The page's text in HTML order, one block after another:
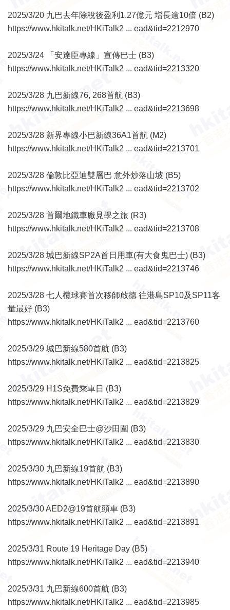
2025/3/20 九巴去年除稅後盈利1.27億元 增長逾10倍 (B2)
https://www.hkitalk.net/HKiTalk2 ... ead&tid=2212970
2025/3/24 「安達臣專線」宣傳巴士 (B3)
https://www.hkitalk.net/HKiTalk2 ... ead&tid=2213320
2025/3/28 九巴新線76, 268首航 (B3)
https://www.hkitalk.net/HKiTalk2 ... ead&tid=2213698
2025/3/28 新界專線小巴新線36A1首航 (M2)
https://www.hkitalk.net/HKiTalk2 ... ead&tid=2213701
2025/3/28 倫敦比亞迪雙層巴 意外炒落山坡 (B5)
https://www.hkitalk.net/HKiTalk2 ... ead&tid=2213702
2025/3/28 首爾地鐵車廠見學之旅 (R3)
https://www.hkitalk.net/HKiTalk2 ... ead&tid=2213708
2025/3/28 城巴新線SP2A首日用車(有大食鬼巴士) (B3)
https://www.hkitalk.net/HKiTalk2 ... ead&tid=2213746
2025/3/28 七人欖球賽首次移師啟德 往港島SP10及SP11客
量最好 (B3)
https://www.hkitalk.net/HKiTalk2 ... ead&tid=2213760
2025/3/29 城巴新線580首航 (B3)
https://www.hkitalk.net/HKiTalk2 ... ead&tid=2213825
2025/3/29 H1S免費乘車日 (B3)
https://www.hkitalk.net/HKiTalk2 ... ead&tid=2213829
2025/3/29 九巴安全巴士@沙田圍 (B3)
https://www.hkitalk.net/HKiTalk2 ... ead&tid=2213830
2025/3/30 九巴新線19首航 (B3)
https://www.hkitalk.net/HKiTalk2 ... ead&tid=2213890
2025/3/30 AED2@19首航頭車 (B3)
https://www.hkitalk.net/HKiTalk2 ... ead&tid=2213891
2025/3/31 Route 19 Heritage Day (B5)
https://www.hkitalk.net/HKiTalk2 ... ead&tid=2213940
2025/3/31 九巴新線600首航 (B3)
https://www.hkitalk.net/HKiTalk2 ... ead&tid=2213985